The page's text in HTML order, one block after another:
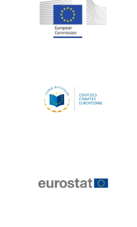
Jean-Louis Schiltz
Jean-Victor Louis
Johnny Åkerholm
Katharien L.C. Hunt